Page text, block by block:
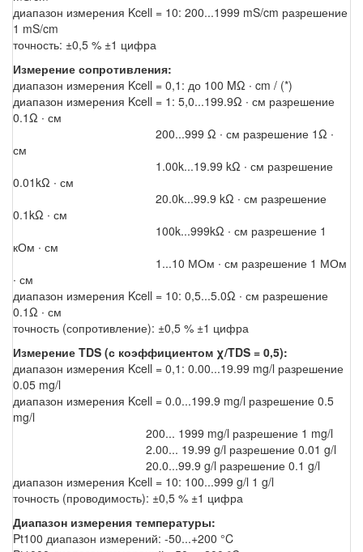
диапазон измерения Kcell = 10: 200...1999 mS/cm разрешение
1 mS/cm
точность: ±0,5 % ±1 цифра
Измерение сопротивления:
диапазон измерения Kcell = 0,1: до 100 MΩ ∙ cm / (*)
диапазон измерения Kcell = 1: 5,0...199.9Ω ∙ см разрешение
0.1Ω ∙ см
200...999 Ω ∙ см разрешение 1Ω ∙
см
1.00k...19.99 kΩ ∙ см разрешение
0.01kΩ ∙ см
20.0k...99.9 kΩ ∙ см разрешение
0.1kΩ ∙ см
100k...999kΩ ∙ см разрешение 1
кОм ∙ см
1...10 МОм ∙ см разрешение 1 МОм
∙ см
диапазон измерения Kcell = 10: 0,5...5.0Ω ∙ см разрешение
0.1Ω ∙ см
точность (сопротивление): ±0,5 % ±1 цифра
Измерение TDS (с коэффициентом χ/TDS = 0,5):
диапазон измерения Kcell = 0,1: 0.00...19.99 mg/l разрешение
0.05 mg/l
диапазон измерения Kcell = 0.0...199.9 mg/l разрешение 0.5
mg/l
200... 1999 mg/l разрешение 1 mg/l
2.00... 19.99 g/l разрешение 0.01 g/l
20.0...99.9 g/l разрешение 0.1 g/l
диапазон измерения Kcell = 10: 100...999 g/l 1 g/l
точность (проводимость): ±0,5 % ±1 цифра
Диапазон измерения температуры:
Pt100 диапазон измерений: -50...+200 °C